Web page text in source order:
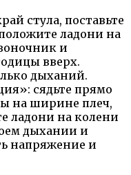
стула, поставьте
ладони на
и
вверх.
дыханий.
сядьте прямо
на ширине плеч,
ладони на колени
дыхании и
напряжение и